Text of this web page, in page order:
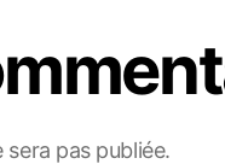
pas publiée.